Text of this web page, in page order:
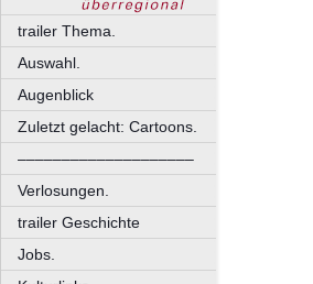
trailer Thema.
Auswahl.
Augenblick
Zuletzt gelacht: Cartoons.
––––––––––––––––––––
Verlosungen.
trailer Geschichte
Jobs.